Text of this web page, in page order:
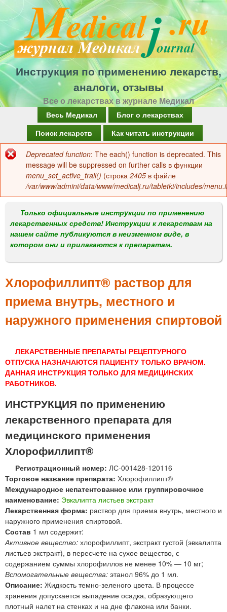
Перейти
к
основному
содержанию
Инструкция по применению лекарств,
аналоги, отзывы
Все о лекарствах в журнале Медикал
а
в
о
м
е
н
Весь Медикал
Блог о лекарствах
Поиск лекарств
Как читать инструкции
Сообщение
об
ошибке
Deprecated function: The each() function is deprecated. This
message will be suppressed on further calls в функции
menu_set_active_trail() (строка 2405 в файле
/var/www/admini/data/www/medicalj.ru/tabletki/includes/
Только официальные инструкции по применению
лекарственных средств! Инструкции к лекарствам на
нашем сайте публикуются в неизменном виде, в
котором они и прилагаются к препаратам.
Хлорофиллипт® раствор для
приема внутрь, местного и
наружного применения спиртовой
ЛЕКАРСТВЕННЫЕ ПРЕПАРАТЫ РЕЦЕПТУРНОГО
ОТПУСКА НАЗНАЧАЮТСЯ ПАЦИЕНТУ ТОЛЬКО ВРАЧОМ.
ДАННАЯ ИНСТРУКЦИЯ ТОЛЬКО ДЛЯ МЕДИЦИНСКИХ
РАБОТНИКОВ.
ИНСТРУКЦИЯ по применению
лекарственного препарата для
медицинского применения
Хлорофиллипт®
Регистрационный номер: ЛС-001428-120116
Торговое название препарата: Хлорофиллипт®
Международное непатентованное или группировочное
наименование: Эвкалипта листьев экстракт
Лекарственная форма: раствор для приема внутрь, местного и
наружного применения спиртовой.
Состав 1 мл содержит:
Активное вещество: хлорофиллипт, экстракт густой (эвкалипта
листьев экстракт), в пересчете на сухое вещество, с
содержанием суммы хлорофиллов не менее 10% — 10 мг;
Вспомогательные вещества: этанол 96% до 1 мл.
Описание: Жидкость темно-зеленого цвета. В процессе
хранения допускается выпадение осадка, образующего
плотный налет на стенках и на дне флакона или банки.